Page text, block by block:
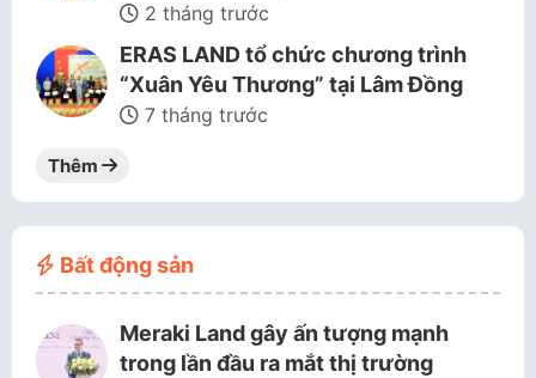
2 tháng trước
ERAS LAND tổ chức chương trình
“Xuân Yêu Thương” tại Lâm Đồng
7 tháng trước
Thêm
Bất động sản
Meraki Land gây ấn tượng mạnh
trong lần đầu ra mắt thị trường